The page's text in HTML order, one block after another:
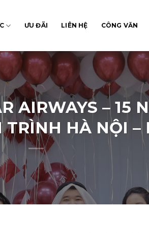
ƯU ĐÃI LIÊN HỆ CÔNG VĂN
AIRWAYS – 15
HÀ NỘI –